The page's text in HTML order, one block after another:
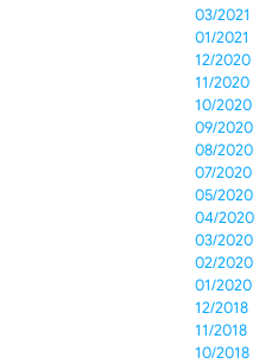
03/2021
01/2021
12/2020
11/2020
10/2020
09/2020
08/2020
07/2020
05/2020
04/2020
03/2020
02/2020
01/2020
12/2018
11/2018
10/2018